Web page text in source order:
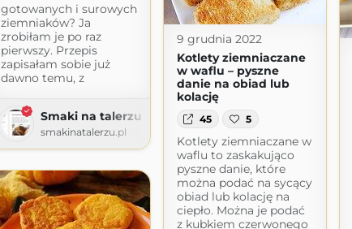
gotowanych i surowych
ziemniaków? Ja
zrobiłam je po raz
pierwszy. Przepis
zapisałam sobie już
dawno temu, z
Smaki na talerzu
smakinatalerzu.pl
9 grudnia 2022
Kotlety ziemniaczane
w waflu – pyszne
danie na obiad lub
kolację
45 5
Kotlety ziemniaczane w
waflu to zaskakująco
pyszne danie, które
można podać na sycący
obiad lub kolację na
ciepło. Można je podać
z kubkiem czerwonego